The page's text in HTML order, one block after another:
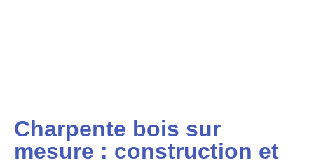
Charpente bois sur
mesure : construction et